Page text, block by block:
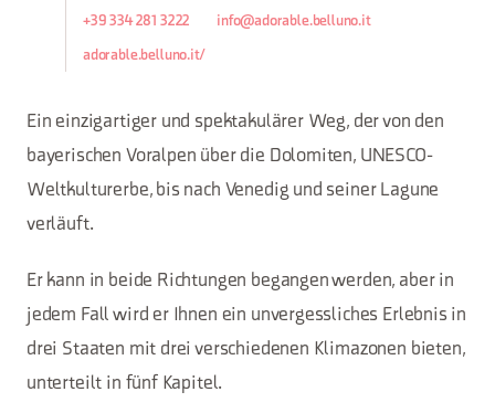
+39 334 281 3222 info@adorable.belluno.it
adorable.belluno.it/
Ein einzigartiger und spektakulärer Weg, der von den
bayerischen Voralpen über die Dolomiten, UNESCO-
Weltkulturerbe, bis nach Venedig und seiner Lagune
verläuft.
Er kann in beide Richtungen begangen werden, aber in
jedem Fall wird er Ihnen ein unvergessliches Erlebnis in
drei Staaten mit drei verschiedenen Klimazonen bieten,
unterteilt in fünf Kapitel.